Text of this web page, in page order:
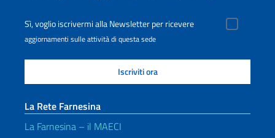
Sì, voglio iscrivermi alla Newsletter per ricevere
aggiornamenti sulle attività di questa sede
La Rete Farnesina
La Farnesina – il MAECI